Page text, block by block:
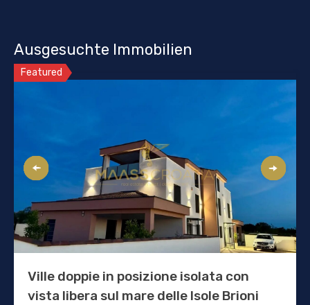
Ausgesuchte Immobilien
Featured
Ville doppie in posizione isolata con
vista libera sul mare delle Isole Brioni